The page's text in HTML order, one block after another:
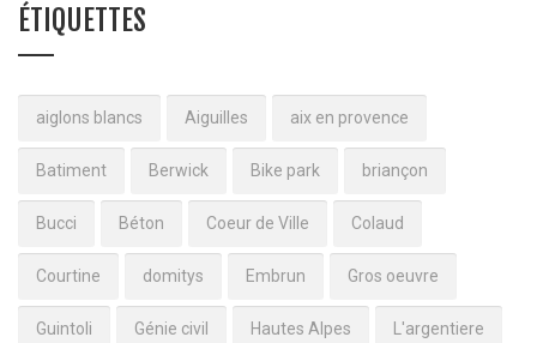
ÉTIQUETTES
aiglons blancs Aiguilles aix en provence
Batiment Berwick Bike park briançon
Bucci Béton Coeur de Ville Colaud
Courtine domitys Embrun Gros oeuvre
Guintoli Génie civil Hautes Alpes L'argentiere